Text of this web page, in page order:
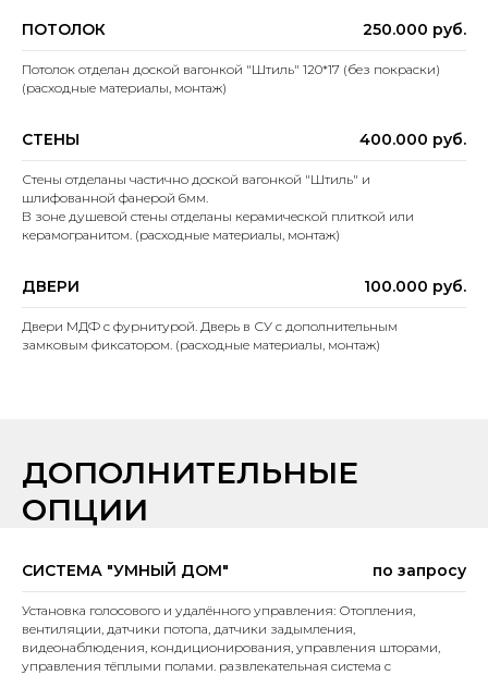
ПОТОЛОК 250.000 руб.
Потолок отделан доской вагонкой "Штиль" 120*17 (без покраски)
(расходные материалы, монтаж)
СТЕНЫ 400.000 руб.
Стены отделаны частично доской вагонкой "Штиль" и
шлифованной фанерой 6мм.
В зоне душевой стены отделаны керамической плиткой или
керамогранитом. (расходные материалы, монтаж)
ДВЕРИ 100.000 руб.
Двери МДФ с фурнитурой. Дверь в СУ с дополнительным
замковым фиксатором. (расходные материалы, монтаж)
ДОПОЛНИТЕЛЬНЫЕ
ОПЦИИ
СИСТЕМА "УМНЫЙ ДОМ" по запросу
Установка голосового и удалённого управления: Отопления,
вентиляции, датчики потопа, датчики задымления,
видеонаблюдения, кондиционирования, управления шторами,
управления тёплыми полами. развлекательная система с